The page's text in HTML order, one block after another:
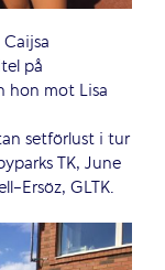
på
hon mot Lisa
setförlust i tur
TK, June
Ersöz, GLTK.